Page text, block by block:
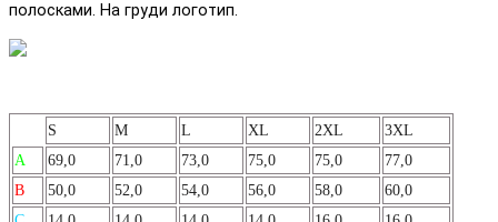
полосками. На груди логотип.
S M L XL 2XL
3XL
А
69,0 71,0 73,0 75,0 75,0
77,0
B
50,0 52,0 54,0 56,0 58,0
60,0